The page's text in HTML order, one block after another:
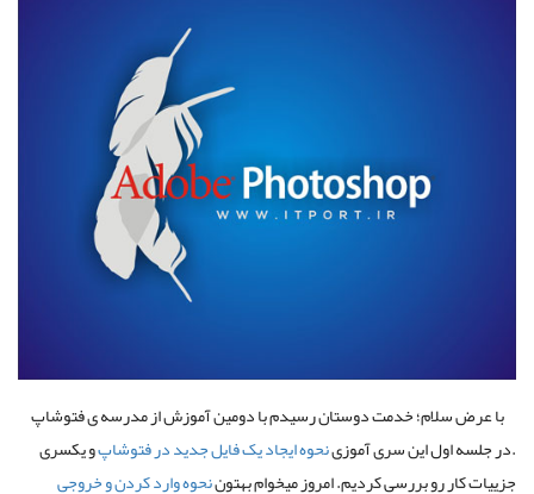
با عرض سلام؛ خدمت دوستان رسیدم با دومین آموزش از مدرسه ی فتوشاپ
.در جلسه اول این سری آموزینحوه ایجاد یک فایل جدید در فتوشاپو یکسری
جزییات کار رو بررسی کردیم. امروز میخوام بهتوننحوه وارد کردن و خروجی